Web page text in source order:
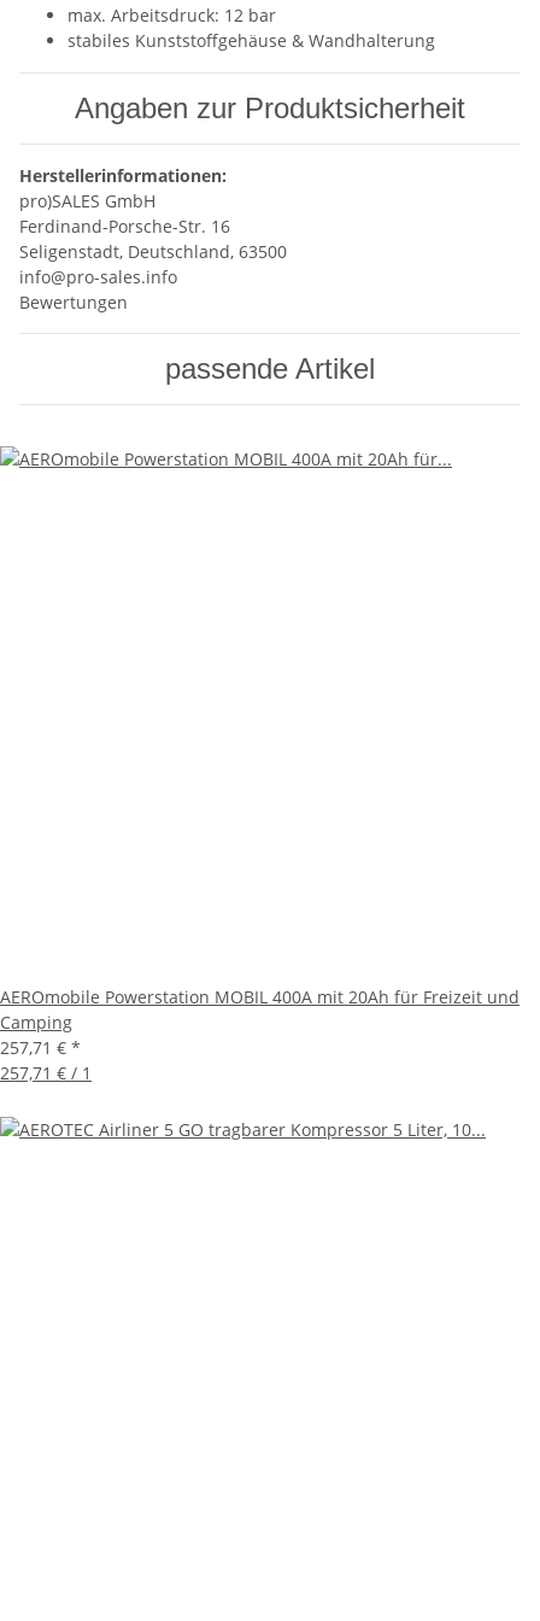
max. Arbeitsdruck: 12 bar
stabiles Kunststoffgehäuse & Wandhalterung
Angaben zur Produktsicherheit
Herstellerinformationen:
pro)SALES GmbH
Ferdinand-Porsche-Str. 16
Seligenstadt, Deutschland, 63500
info@pro-sales.info
Bewertungen
passende Artikel
AEROmobile Powerstation MOBIL 400A mit 20Ah für Freizeit und
Camping
257,71 € *
257,71 € / 1